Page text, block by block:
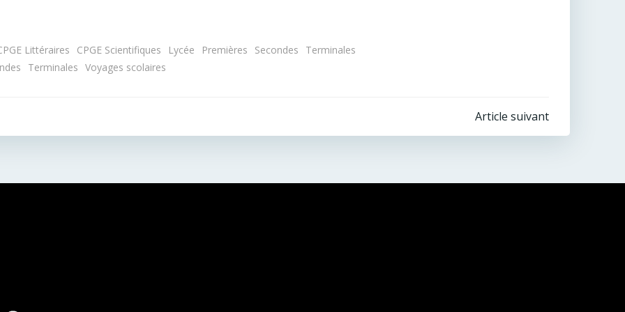
Littéraires CPGE Scientifiques Lycée Premières Secondes
Terminales
Terminales Voyages scolaires
Article suivant